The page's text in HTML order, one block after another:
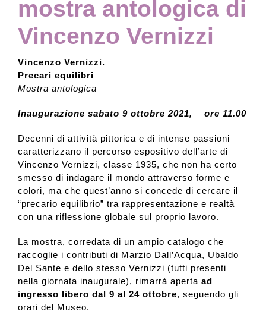
mostra antologica di
Vincenzo Vernizzi
Vincenzo Vernizzi.
Precari equilibri
Mostra antologica
Inaugurazione sabato 9 ottobre 2021, ore 11.00
Decenni di attività pittorica e di intense passioni
caratterizzano il percorso espositivo dell’arte di
Vincenzo Vernizzi, classe 1935, che non ha certo
smesso di indagare il mondo attraverso forme e
colori, ma che quest’anno si concede di cercare il
“precario equilibrio” tra rappresentazione e realtà
con una riflessione globale sul proprio lavoro.
La mostra, corredata di un ampio catalogo che
raccoglie i contributi di Marzio Dall’Acqua, Ubaldo
Del Sante e dello stesso Vernizzi (tutti presenti
nella giornata inaugurale), rimarrà aperta ad
ingresso libero dal 9 al 24 ottobre, seguendo gli
orari del Museo.